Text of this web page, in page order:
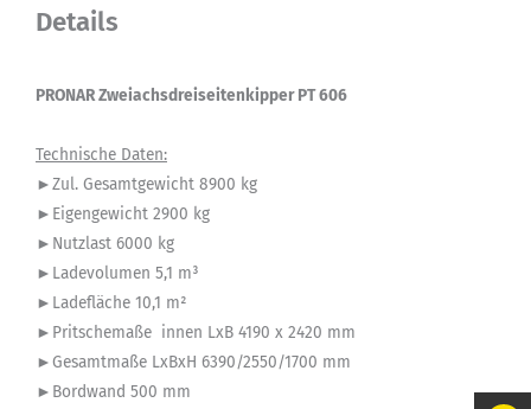
Details
PRONAR Zweiachsdreiseitenkipper PT 606
Technische Daten:
►Zul. Gesamtgewicht 8900 kg
►Eigengewicht 2900 kg
►Nutzlast 6000 kg
►Ladevolumen 5,1 m³
►Ladefläche 10,1 m²
►Pritschemaße innen LxB 4190 x 2420 mm
►Gesamtmaße LxBxH 6390/2550/1700 mm
►Bordwand 500 mm